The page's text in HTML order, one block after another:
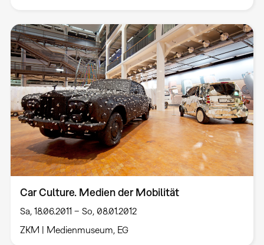
Car Culture. Medien der Mobilität
Sa, 18.06.2011 – So, 08.01.2012
ZKM | Medienmuseum, EG